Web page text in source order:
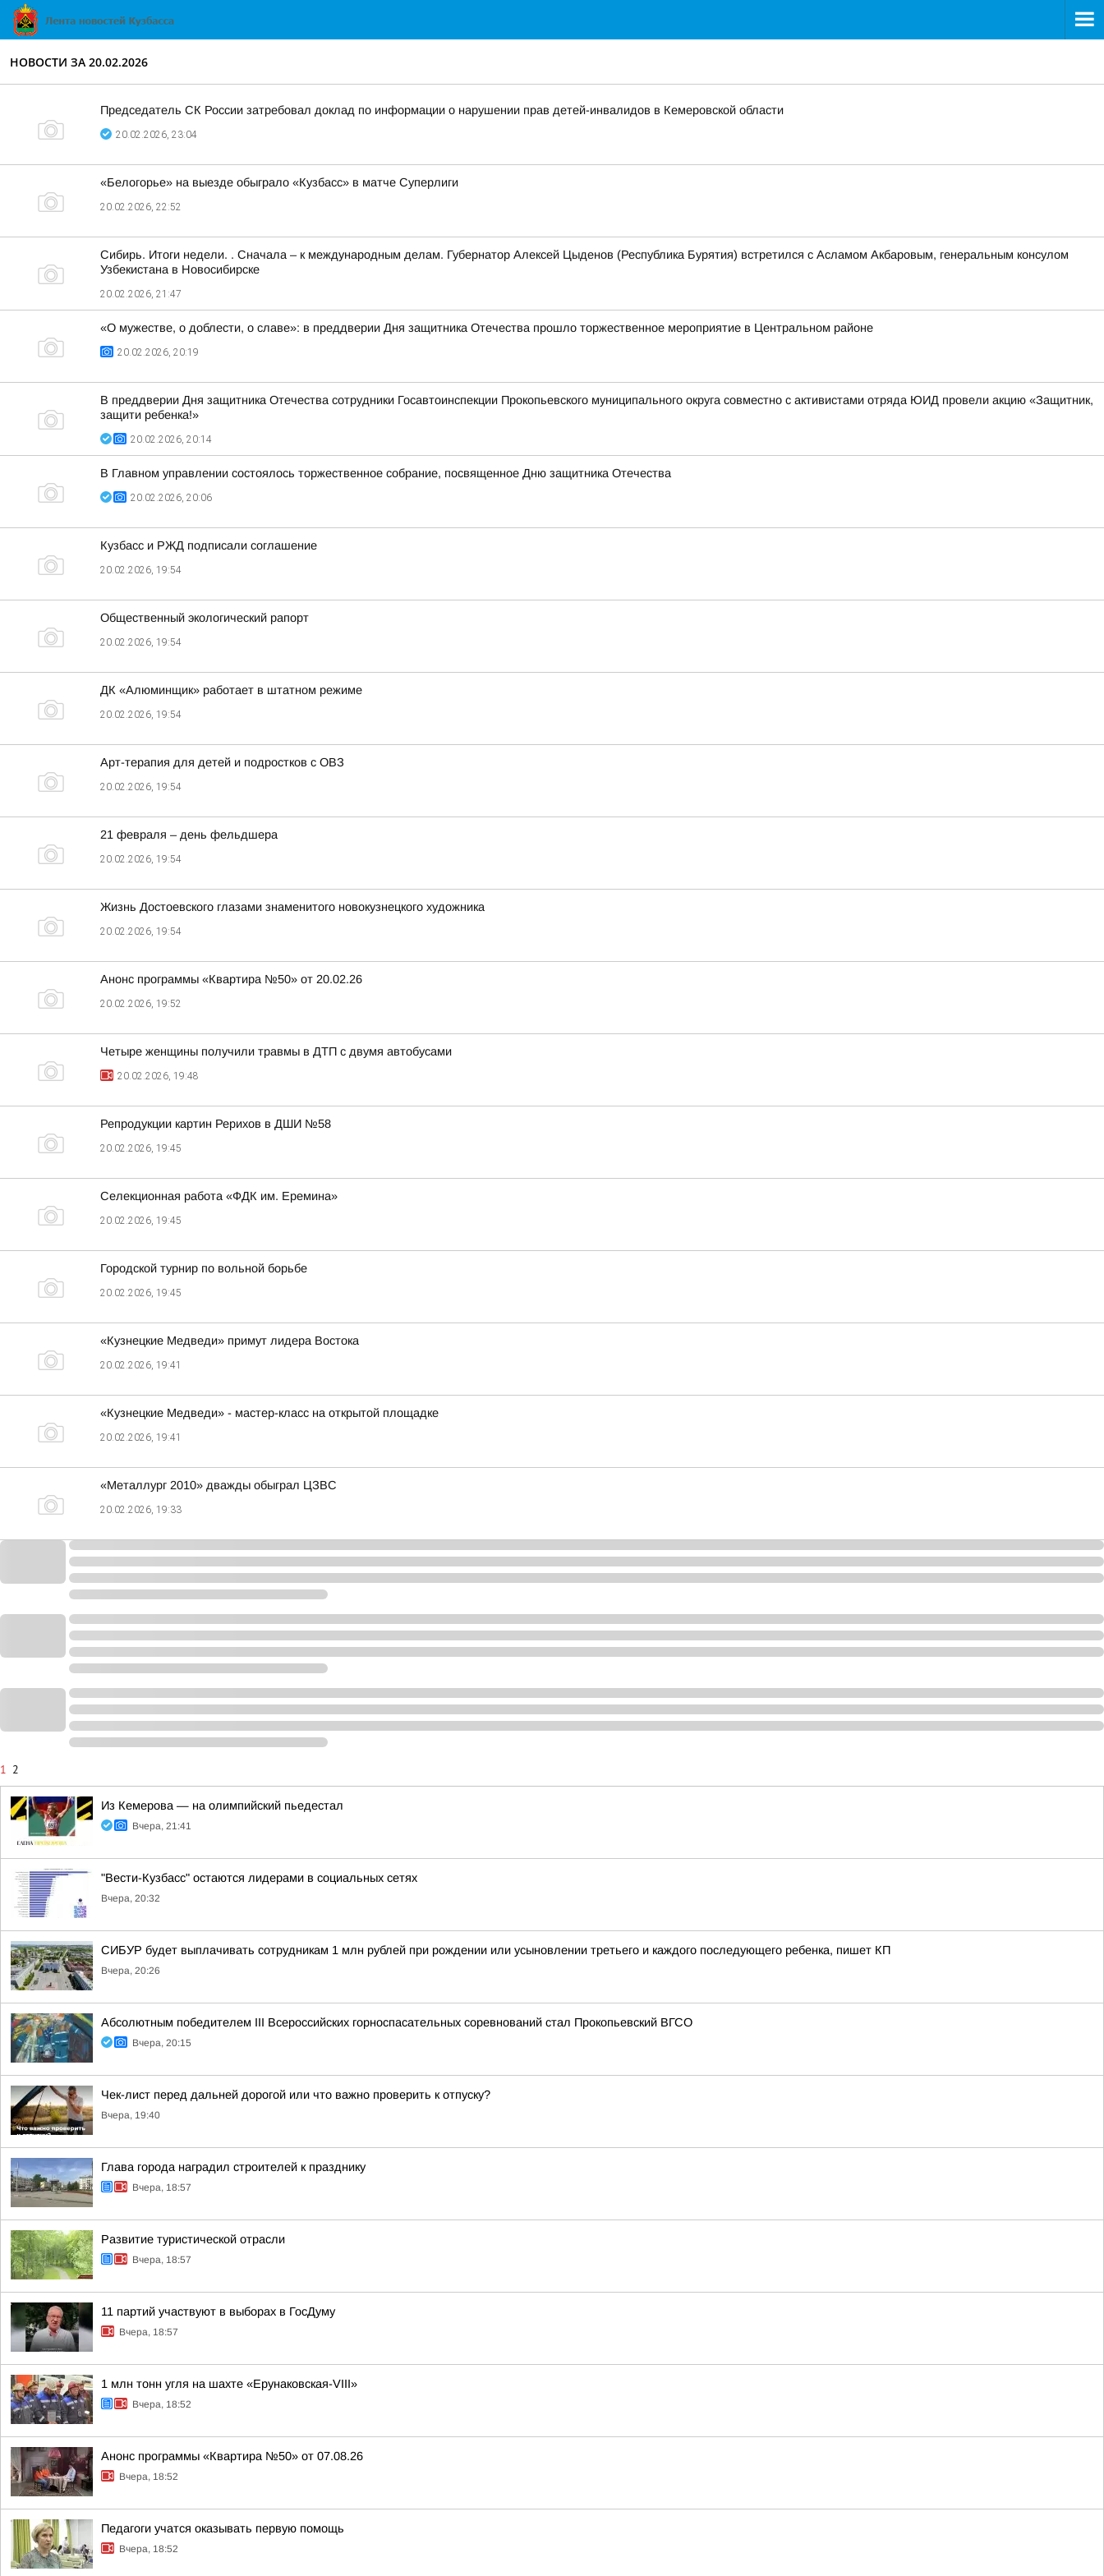
НОВОСТИ ЗА 20.02.2026
Председатель СК России затребовал доклад по информации о нарушении прав детей-инвалидов в Кемеровской области
20.02.2026, 23:04
«Белогорье» на выезде обыграло «Кузбасс» в матче Суперлиги
20.02.2026, 22:52
Сибирь. Итоги недели. . Сначала – к международным делам. Губернатор Алексей Цыденов (Республика Бурятия) встретился с Асламом Акбаровым, генеральным консулом
Узбекистана в Новосибирске
20.02.2026, 21:47
«О мужестве, о доблести, о славе»: в преддверии Дня защитника Отечества прошло торжественное мероприятие в Центральном районе
20.02.2026, 20:19
В преддверии Дня защитника Отечества сотрудники Госавтоинспекции Прокопьевского муниципального округа совместно с активистами отряда ЮИД провели акцию «Защитник,
защити ребенка!»
20.02.2026, 20:14
В Главном управлении состоялось торжественное собрание, посвященное Дню защитника Отечества
20.02.2026, 20:06
Кузбасс и РЖД подписали соглашение
20.02.2026, 19:54
Общественный экологический рапорт
20.02.2026, 19:54
ДК «Алюминщик» работает в штатном режиме
20.02.2026, 19:54
Арт-терапия для детей и подростков с ОВЗ
20.02.2026, 19:54
21 февраля – день фельдшера
20.02.2026, 19:54
Жизнь Достоевского глазами знаменитого новокузнецкого художника
20.02.2026, 19:54
Анонс программы «Квартира №50» от 20.02.26
20.02.2026, 19:52
Четыре женщины получили травмы в ДТП с двумя автобусами
20.02.2026, 19:48
Репродукции картин Рерихов в ДШИ №58
20.02.2026, 19:45
Селекционная работа «ФДК им. Еремина»
20.02.2026, 19:45
Городской турнир по вольной борьбе
20.02.2026, 19:45
«Кузнецкие Медведи» примут лидера Востока
20.02.2026, 19:41
«Кузнецкие Медведи» - мастер-класс на открытой площадке
20.02.2026, 19:41
«Металлург 2010» дважды обыграл ЦЗВС
20.02.2026, 19:33
1 2
Из Кемерова — на олимпийский пьедестал
Вчера, 21:41
"Вести-Кузбасс" остаются лидерами в социальных сетях
Вчера, 20:32
СИБУР будет выплачивать сотрудникам 1 млн рублей при рождении или усыновлении третьего и каждого последующего ребенка, пишет КП
Вчера, 20:26
Абсолютным победителем III Всероссийских горноспасательных соревнований стал Прокопьевский ВГСО
Вчера, 20:15
Чек-лист перед дальней дорогой или что важно проверить к отпуску?
Вчера, 19:40
Глава города наградил строителей к празднику
Вчера, 18:57
Развитие туристической отрасли
Вчера, 18:57
11 партий участвуют в выборах в ГосДуму
Вчера, 18:57
1 млн тонн угля на шахте «Ерунаковская-VIII»
Вчера, 18:52
Анонс программы «Квартира №50» от 07.08.26
Вчера, 18:52
Педагоги учатся оказывать первую помощь
Вчера, 18:52